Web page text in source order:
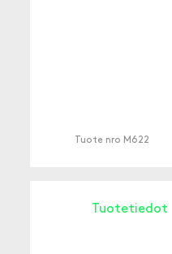
Tuote nro M622
Tuotetiedot